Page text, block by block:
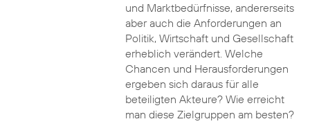
und Marktbedürfnisse, andererseits
aber auch die Anforderungen an
Politik, Wirtschaft und Gesellschaft
erheblich verändert. Welche
Chancen und Herausforderungen
ergeben sich daraus für alle
beteiligten Akteure? Wie erreicht
man diese Zielgruppen am besten?